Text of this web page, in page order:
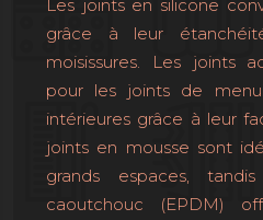
Les joints en silicone
grâce à leur
moisissures. Les joints
pour les joints de
intérieures grâce à leur
joints en mousse sont
grands espaces,
caoutchouc (EPDM)